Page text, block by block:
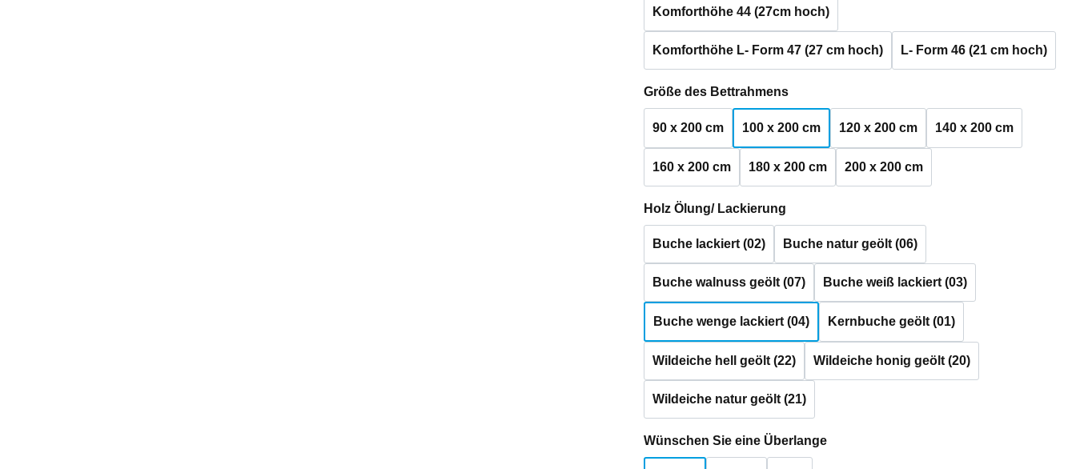
Komforthöhe 44 (27cm hoch)
Komforthöhe L- Form 47 (27 cm hoch) L- Form 46 (21 cm hoch)
Größe des Bettrahmensauswählen
90 x 200 cm 100 x 200 cm 120 x 200 cm 140 x 200 cm
160 x 200 cm 180 x 200 cm 200 x 200 cm
Holz Ölung/ Lackierung
Buche lackiert (02) Buche natur geölt (06)
Buche walnuss geölt (07) Buche weiß lackiert (03)
Buche wenge lackiert (04) Kernbuche geölt (01)
Wildeiche hell geölt (22) Wildeiche honig geölt (20)
Wildeiche natur geölt (21)
Wünschen Sie eine Überlangeauswählen